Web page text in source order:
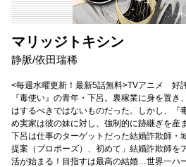
マリッジトキシン
静脈/依田瑞稀
<毎週水曜更新！最新5話無料>TVアニメ 好
『毒使い』の青年・下呂。裏稼業に身を置
はするべきではないものだった。しかし、『
め実家は彼の妹に対し、強制的に跡継ぎを産
下呂は仕事のターゲットだった結婚詐欺師
提案（プロポーズ）、初めて」結婚詐欺師を
活が始まる！目指すは最高の結婚…世界一ハ